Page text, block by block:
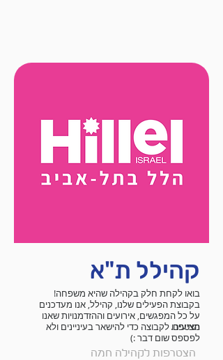
בואו לקחת חלק בקהילה שהיא משפחה!
בקבוצת הפעילים שלנו, קהילל, אנו מעדכנים
על כל המפגשים, אירועים וההזדמנויות שאנו
מציעים.
הצטפרו לקבוצה כדי להישאר בעיניינים ולא
לפספס שום דבר :)
קהילל ת"א
הצטרפות לקהילה חמה